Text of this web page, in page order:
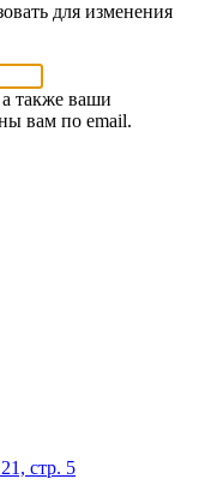
для изменения
также ваши
вам по email.
стр. 5